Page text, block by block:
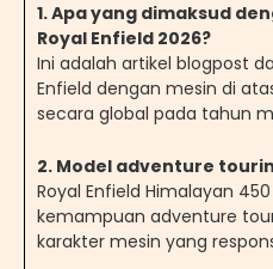
1. Apa yang dimaksud
Royal Enfield 2026?
Ini adalah artikel blogpost
Enfield dengan mesin di
secara global pada tahun
2. Model adventure
Royal Enfield Himalayan
kemampuan adventure
karakter mesin yang